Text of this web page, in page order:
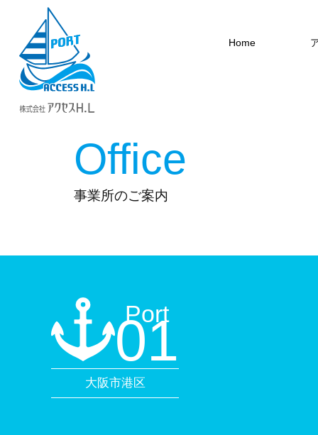
Home
Office
事業所のご案内
Port
01
大阪市港区